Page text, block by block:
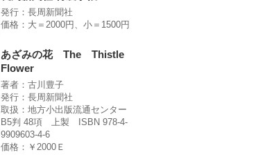
発行：長周新聞社
価格：大＝2000円、小＝1500円
あざみの花 The Thistle
Flower
著者：古川豊子
発行：長周新聞社
取扱：地方小出版流通センター
B5判 48項 上製 ISBN 978-4-
9909603-4-6
価格：￥2000Ｅ